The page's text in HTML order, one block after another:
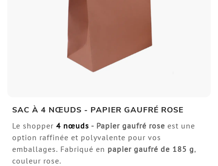
SAC À 4 NŒUDS - PAPIER GAUFRÉ ROSE
Le shopper 4 nœuds - Papier gaufré rose est une
option raffinée et polyvalente pour vos
emballages. Fabriqué en papier gaufré de 185 g ,
couleur rose.